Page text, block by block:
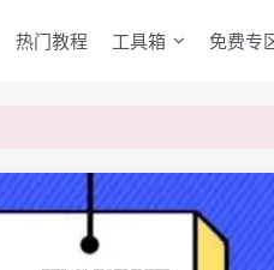
热门教程 工具箱 免费专